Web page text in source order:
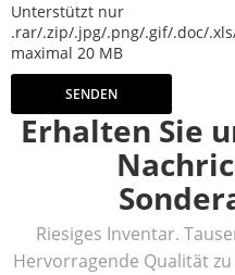
Unterstützt nur
.rar/.zip/.jpg/.png/.gif/.doc/.xls/
maximal 20 MB
SENDEN
Erhalten Sie
Riesiges Inventar.
Hervorragende Qualität